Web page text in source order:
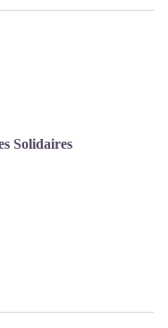
Solidaires